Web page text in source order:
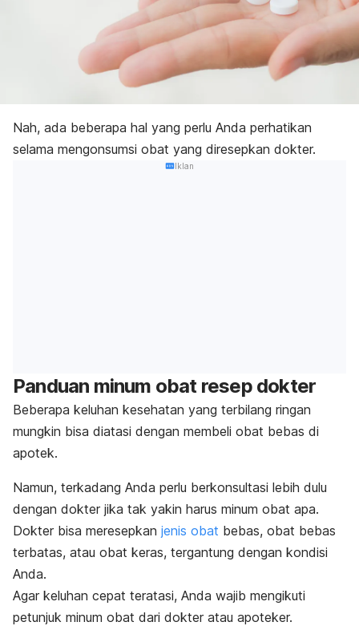
Nah, ada beberapa hal yang perlu Anda perhatikan
selama mengonsumsi obat yang diresepkan dokter.
Iklan
Panduan minum obat resep dokter
Beberapa keluhan kesehatan yang terbilang ringan
mungkin bisa diatasi dengan membeli obat bebas di
apotek.
Namun, terkadang Anda perlu berkonsultasi lebih dulu
dengan dokter jika tak yakin harus minum obat apa.
Dokter bisa meresepkan jenis obat bebas, obat bebas
terbatas, atau obat keras, tergantung dengan kondisi
Anda.
Agar keluhan cepat teratasi, Anda wajib mengikuti
petunjuk minum obat dari dokter atau apoteker.